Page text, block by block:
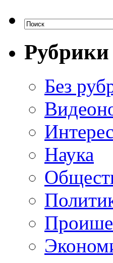
Рубрики
Без
Наука